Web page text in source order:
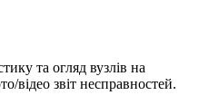
та огляд вузлів на
відео звіт несправностей.